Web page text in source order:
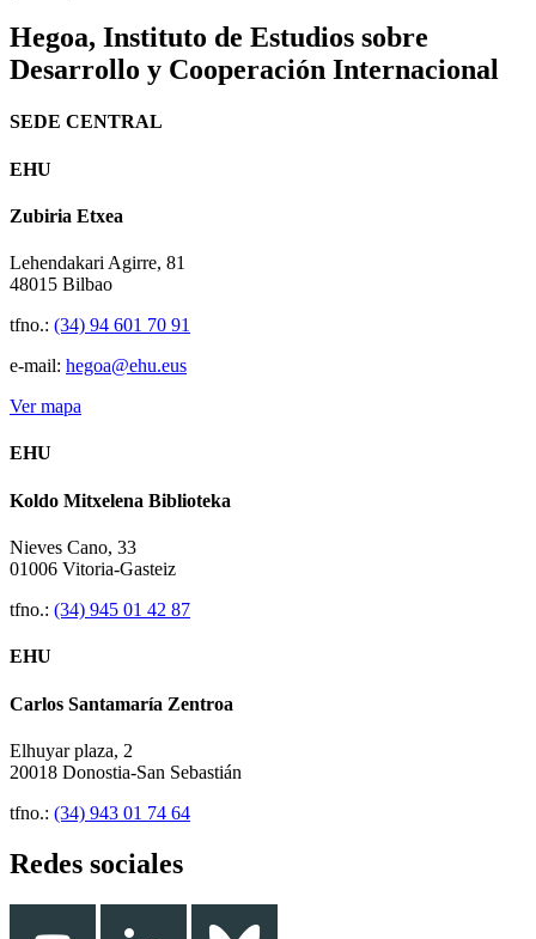
Hegoa, Instituto de Estudios sobre
Desarrollo y Cooperación Internacional
SEDE CENTRAL
EHU
Zubiria Etxea
Lehendakari Agirre, 81
48015 Bilbao
tfno.: (34) 94 601 70 91
e-mail: hegoa@ehu.eus
Ver mapa
EHU
Koldo Mitxelena Biblioteka
Nieves Cano, 33
01006 Vitoria-Gasteiz
tfno.: (34) 945 01 42 87
EHU
Carlos Santamaría Zentroa
Elhuyar plaza, 2
20018 Donostia-San Sebastián
tfno.: (34) 943 01 74 64
Redes sociales